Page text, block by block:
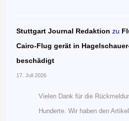
Stuttgart Journal Redaktion zu
Cairo-Flug gerät in
beschädigt
17. Juli 2026
Vielen Dank für die
Hunderte. Wir haben den